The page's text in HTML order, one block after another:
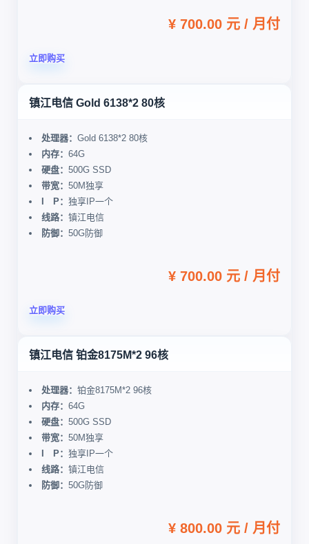
¥ 700.00 元 / 月付
立即购买
镇江电信 Gold 6138*2 80核
处理器： Gold 6138*2 80核
内存： 64G
硬盘： 500G SSD
带宽： 50M独享
I P： 独享IP一个
线路： 镇江电信
防御： 50G防御
¥ 700.00 元 / 月付
立即购买
镇江电信 铂金8175M*2 96核
处理器： 铂金8175M*2 96核
内存： 64G
硬盘： 500G SSD
带宽： 50M独享
I P： 独享IP一个
线路： 镇江电信
防御： 50G防御
¥ 800.00 元 / 月付